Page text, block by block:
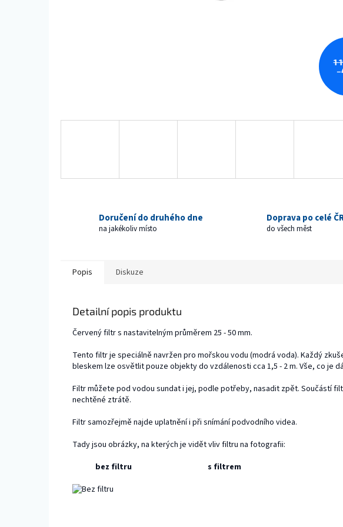
1
Doručení do druhého dne
na jakékoliv místo
Doprava po celé
do všech měst
Popis Diskuze
Detailní popis produktu
Červený filtr s nastavitelným průměrem 25 - 50 mm.
Tento filtr je speciálně navržen pro mořskou vodu (modrá voda). Každý
bleskem lze osvětlit pouze objekty do vzdálenosti cca 1,5 - 2 m. Vše, co
Filtr můžete pod vodou sundat i jej, podle potřeby, nasadit zpět. Součástí
nechtěné ztrátě.
Filtr samozřejmě najde uplatnění i při snímání podvodního videa.
Tady jsou obrázky, na kterých je vidět vliv filtru na fotografii:
bez filtru s filtrem